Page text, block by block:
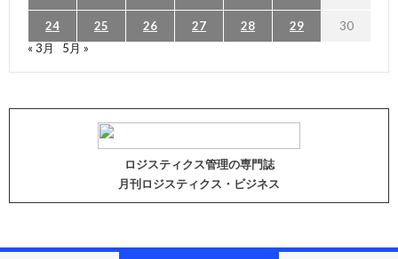
24 25 26 27 28 29
30
« 3月
5月 »
ロジスティクス管理の専門誌
月刊ロジスティクス・ビジネス